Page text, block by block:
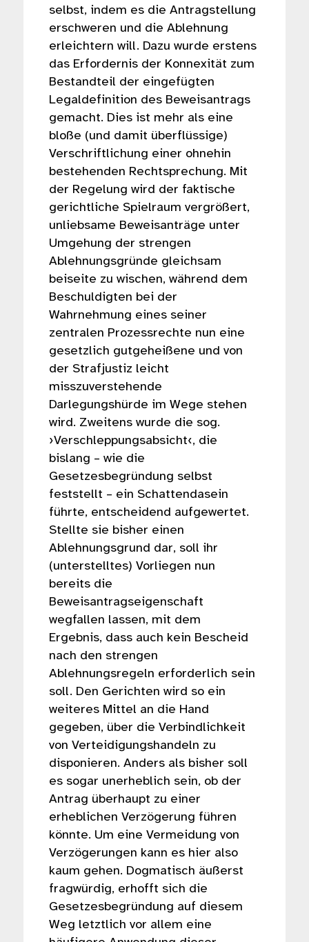
selbst, indem es die Antragstellung
erschweren und die Ablehnung
erleichtern will. Dazu wurde erstens
das Erfordernis der Konnexität zum
Bestandteil der eingefügten
Legaldefinition des Beweisantrags
gemacht. Dies ist mehr als eine
bloße (und damit überflüssige)
Verschriftlichung einer ohnehin
bestehenden Rechtsprechung. Mit
der Regelung wird der faktische
gerichtliche Spielraum vergrößert,
unliebsame Beweisanträge unter
Umgehung der strengen
Ablehnungsgründe gleichsam
beiseite zu wischen, während dem
Beschuldigten bei der
Wahrnehmung eines seiner
zentralen Prozessrechte nun eine
gesetzlich gutgeheißene und von
der Strafjustiz leicht
misszuverstehende
Darlegungshürde im Wege stehen
wird. Zweitens wurde die sog.
›Verschleppungsabsicht‹, die
bislang – wie die
Gesetzesbegründung selbst
feststellt – ein Schattendasein
führte, entscheidend aufgewertet.
Stellte sie bisher einen
Ablehnungsgrund dar, soll ihr
(unterstelltes) Vorliegen nun
bereits die
Beweisantragseigenschaft
wegfallen lassen, mit dem
Ergebnis, dass auch kein Bescheid
nach den strengen
Ablehnungsregeln erforderlich sein
soll. Den Gerichten wird so ein
weiteres Mittel an die Hand
gegeben, über die Verbindlichkeit
von Verteidigungshandeln zu
disponieren. Anders als bisher soll
es sogar unerheblich sein, ob der
Antrag überhaupt zu einer
erheblichen Verzögerung führen
könnte. Um eine Vermeidung von
Verzögerungen kann es hier also
kaum gehen. Dogmatisch äußerst
fragwürdig, erhofft sich die
Gesetzesbegründung auf diesem
Weg letztlich vor allem eine